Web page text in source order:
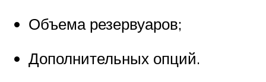
Объема резервуаров;
Дополнительных опций.